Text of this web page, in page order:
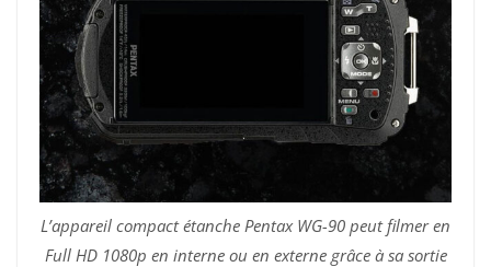
L’appareil compact étanche Pentax WG-90 peut filmer en
Full HD 1080p en interne ou en externe grâce à sa sortie